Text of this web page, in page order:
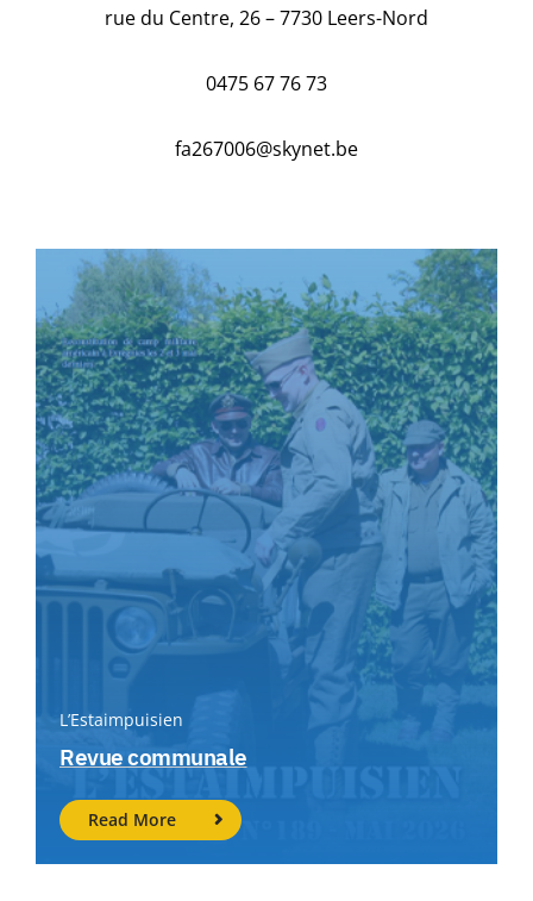
L’Estaimpuisien
Revue communale
Read More
rue du Centre, 26 – 7730 Leers-Nord
0475 67 76 73
fa267006@skynet.be